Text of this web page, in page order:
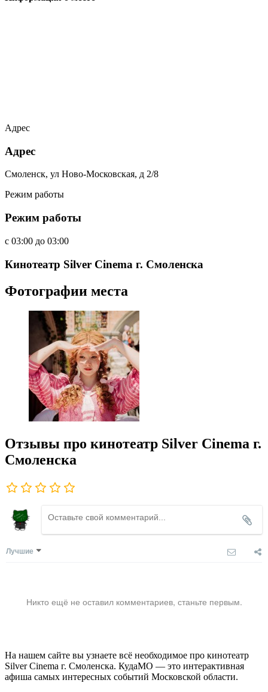
Адрес
Адрес
Смоленск, ул Ново-Московская, д 2/8
Режим работы
Режим работы
c 03:00 до 03:00
Кинотеатр Silver Cinema г. Смоленска
Фотографии места
Отзывы про кинотеатр Silver Cinema г.
Смоленска
Лучшие
Никто ещё не оставил комментариев, станьте первым.
На нашем сайте вы узнаете всё необходимое про кинотеатр
Silver Cinema г. Смоленска. КудаМО — это интерактивная
афиша самых интересных событий Московской области.